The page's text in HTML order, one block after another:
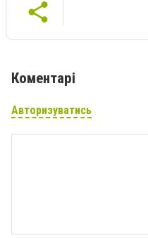
Коментарі
Авторизуватись